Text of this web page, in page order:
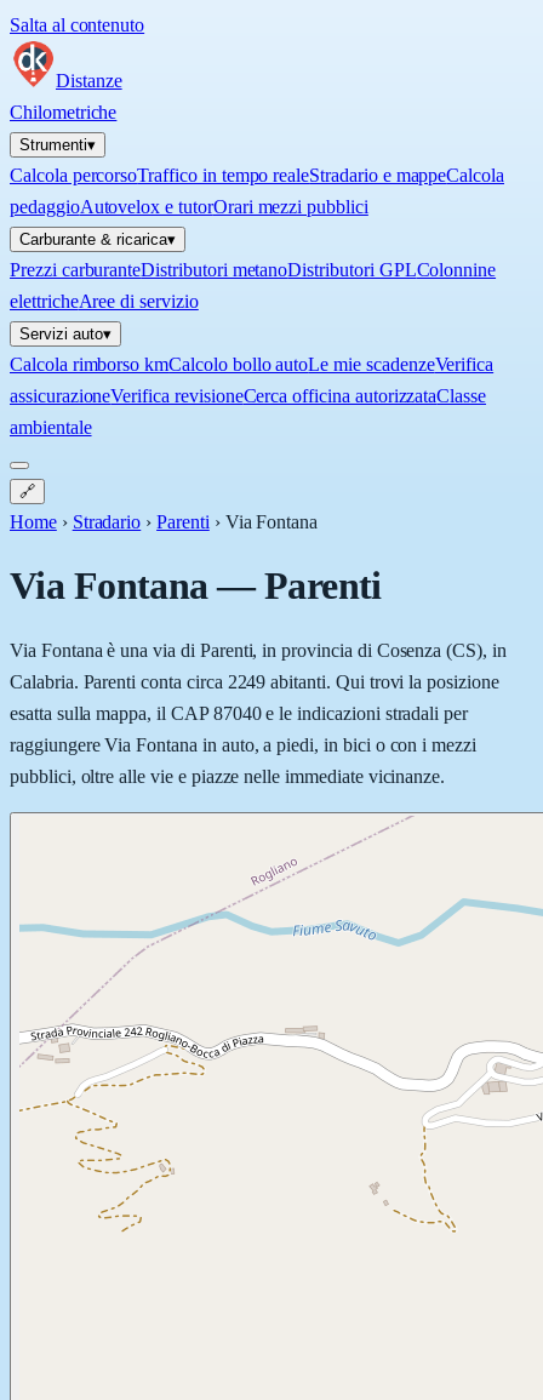
Salta al contenuto
Distanze
Chilometriche
Strumenti▾
Calcola percorsoTraffico in tempo realeStradario e mappeCalcola
pedaggioAutovelox e tutorOrari mezzi pubblici
Carburante & ricarica▾
Prezzi carburanteDistributori metanoDistributori GPLColonnine
elettricheAree di servizio
Servizi auto▾
Calcola rimborso kmCalcolo bollo autoLe mie scadenzeVerifica
assicurazioneVerifica revisioneCerca officina autorizzataClasse
ambientale
🔗
Home › Stradario › Parenti › Via Fontana
Via Fontana—Parenti
Via Fontana è una via di Parenti, in provincia di Cosenza (CS), in
Calabria. Parenti conta circa 2249 abitanti. Qui trovi la posizione
esatta sulla mappa, il CAP 87040 e le indicazioni stradali per
raggiungere Via Fontana in auto, a piedi, in bici o con i mezzi
pubblici, oltre alle vie e piazze nelle immediate vicinanze.